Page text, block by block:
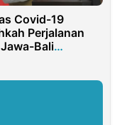
Covid-19
Perjalanan
Bali